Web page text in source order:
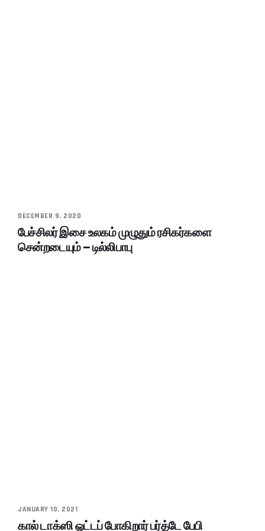
DECEMBER 9, 2020
பேச்சிலர் இசை உலகம் முழுதும் ரசிகர்களை
சென்றடையும் – டில்லிபாபு
JANUARY 10, 2021
கால் டாக்ஸி ஓட்டப் போகிறார் பர்த்டே பேபி